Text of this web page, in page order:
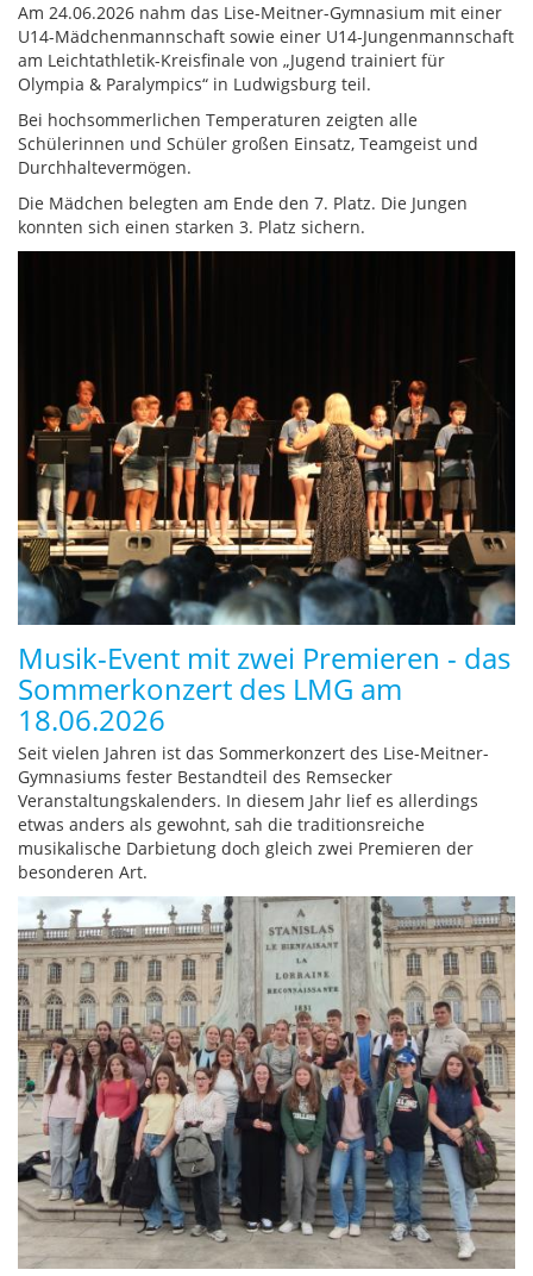
Am 24.06.2026 nahm das Lise-Meitner-Gymnasium mit einer
U14-Mädchenmannschaft sowie einer U14-Jungenmannschaft
am Leichtathletik-Kreisfinale von „Jugend trainiert für
Olympia & Paralympics“ in Ludwigsburg teil.
Bei hochsommerlichen Temperaturen zeigten alle
Schülerinnen und Schüler großen Einsatz, Teamgeist und
Durchhaltevermögen.
Die Mädchen belegten am Ende den 7. Platz. Die Jungen
konnten sich einen starken 3. Platz sichern.
Musik-Event mit zwei Premieren - das
Sommerkonzert des LMG am
18.06.2026
Seit vielen Jahren ist das Sommerkonzert des Lise-Meitner-
Gymnasiums fester Bestandteil des Remsecker
Veranstaltungskalenders. In diesem Jahr lief es allerdings
etwas anders als gewohnt, sah die traditionsreiche
musikalische Darbietung doch gleich zwei Premieren der
besonderen Art.